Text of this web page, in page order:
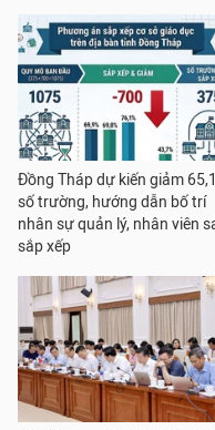
Đồng Tháp dự kiến giảm
số trường, hướng dẫn bố trí
nhân sự quản lý, nhân viên
sắp xếp